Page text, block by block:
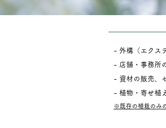
- 外構（エクス
- 店舗・事務所
- 資材の販売、
- 植物・寄せ植
※既存の植栽のみ